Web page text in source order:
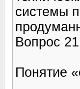
системы
Вопрос 21
Понятие